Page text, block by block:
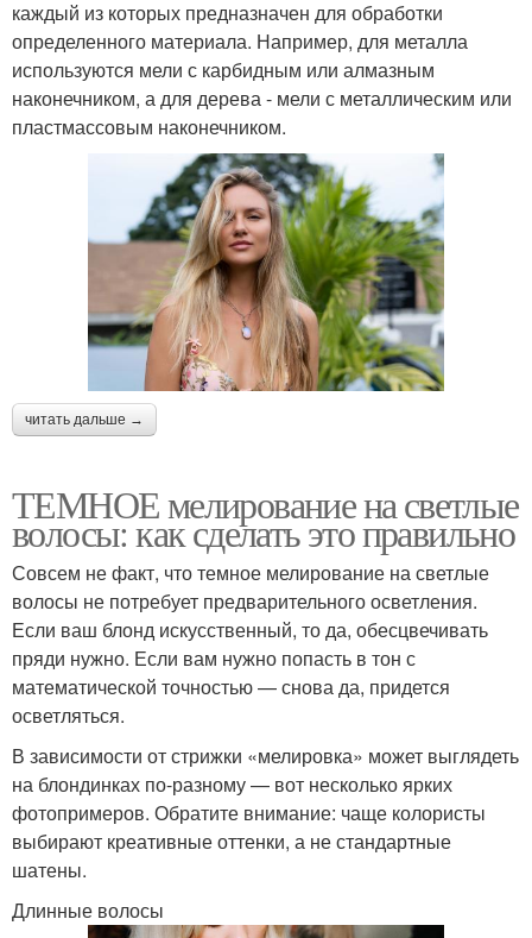
каждый из которых предназначен для обработки
определенного материала. Например, для металла
используются мели с карбидным или алмазным
наконечником, а для дерева - мели с металлическим или
пластмассовым наконечником.
читать дальше →
ТЕМНОЕ мелирование на светлые
волосы: как сделать это правильно
Совсем не факт, что темное мелирование на светлые
волосы не потребует предварительного осветления.
Если ваш блонд искусственный, то да, обесцвечивать
пряди нужно. Если вам нужно попасть в тон с
математической точностью — снова да, придется
осветляться.
В зависимости от стрижки «мелировка» может выглядеть
на блондинках по-разному — вот несколько ярких
фотопримеров. Обратите внимание: чаще колористы
выбирают креативные оттенки, а не стандартные
шатены.
Длинные волосы